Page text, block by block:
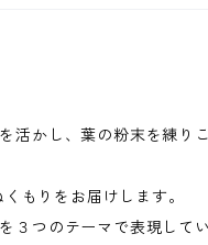
かし、葉の粉末を練り
もりをお届けします。
つのテーマで表現してい